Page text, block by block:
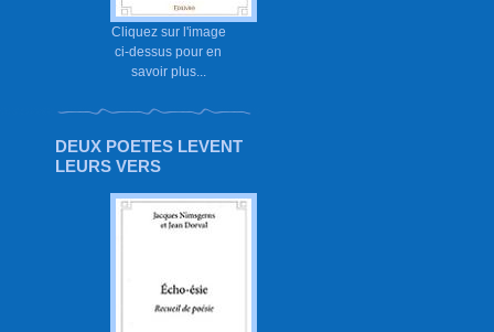
Cliquez sur l'image
ci-dessus pour en
savoir plus...
DEUX POETES LEVENT
LEURS VERS